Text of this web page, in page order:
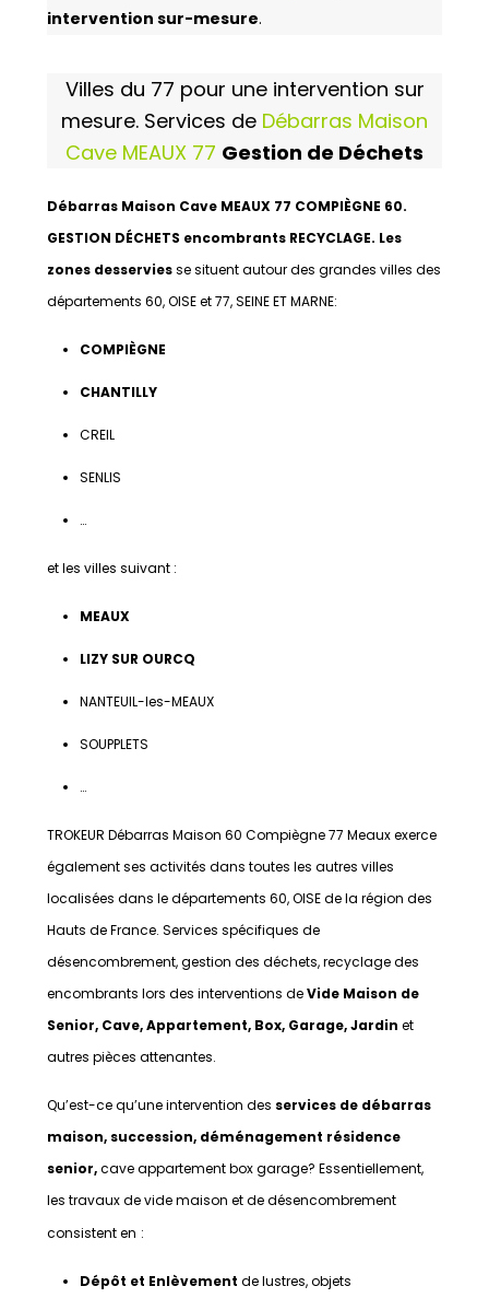
intervention sur-mesure.
Villes du 77 pour une intervention sur
mesure. Services de Débarras Maison
Cave MEAUX 77 Gestion de Déchets
Débarras Maison Cave MEAUX 77 COMPIÈGNE 60.
GESTION DÉCHETS encombrants RECYCLAGE. Les
zones desserviesse situent autour des grandes villes des
départements 60, OISE et 77, SEINE ET MARNE:
COMPIÈGNE
CHANTILLY
CREIL
SENLIS
…
et les villes suivant :
MEAUX
LIZY SUR OURCQ
NANTEUIL-les-MEAUX
SOUPPLETS
…
TROKEUR Débarras Maison 60 Compiègne 77 Meaux exerce
également ses activités dans toutes les autres villes
localisées dans le départements 60, OISE de la région des
Hauts de France. Services spécifiques de
désencombrement, gestion des déchets, recyclage des
encombrants lors des interventions deVide Maison de
Senior, Cave, Appartement, Box, Garage, Jardin et
autres pièces attenantes.
Qu’est-ce qu’une intervention des services de débarras
maison, succession, déménagement résidence
senior,cave appartement box garage? Essentiellement,
les travaux de vide maison et de désencombrement
consistent en :
Dépôt et Enlèvement de lustres, objets